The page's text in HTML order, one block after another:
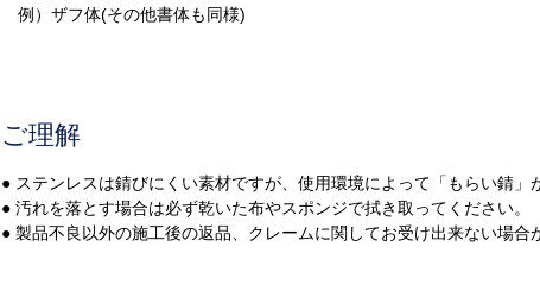
例）ザフ体(その他書体も同様)
ご理解
● ステンレスは錆びにくい素材ですが、使用環境によって「もらい錆」
● 汚れを落とす場合は必ず乾いた布やスポンジで拭き取ってください。
● 製品不良以外の施工後の返品、クレームに関してお受け出来ない場合